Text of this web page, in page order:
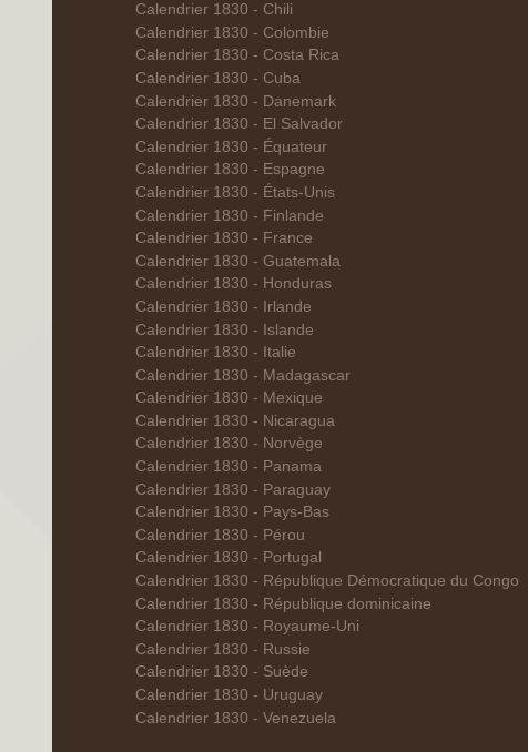
Calendrier 1830 - Chili
Calendrier 1830 - Colombie
Calendrier 1830 - Costa Rica
Calendrier 1830 - Cuba
Calendrier 1830 - Danemark
Calendrier 1830 - El Salvador
Calendrier 1830 - Équateur
Calendrier 1830 - Espagne
Calendrier 1830 - États-Unis
Calendrier 1830 - Finlande
Calendrier 1830 - France
Calendrier 1830 - Guatemala
Calendrier 1830 - Honduras
Calendrier 1830 - Irlande
Calendrier 1830 - Islande
Calendrier 1830 - Italie
Calendrier 1830 - Madagascar
Calendrier 1830 - Mexique
Calendrier 1830 - Nicaragua
Calendrier 1830 - Norvège
Calendrier 1830 - Panama
Calendrier 1830 - Paraguay
Calendrier 1830 - Pays-Bas
Calendrier 1830 - Pérou
Calendrier 1830 - Portugal
Calendrier 1830 - République Démocratique du Congo
Calendrier 1830 - République dominicaine
Calendrier 1830 - Royaume-Uni
Calendrier 1830 - Russie
Calendrier 1830 - Suède
Calendrier 1830 - Uruguay
Calendrier 1830 - Venezuela